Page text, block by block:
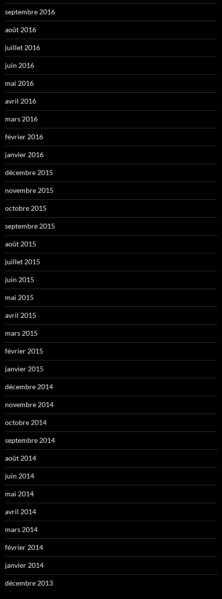
septembre 2016
août 2016
juillet 2016
juin 2016
mai 2016
avril 2016
mars 2016
février 2016
janvier 2016
décembre 2015
novembre 2015
octobre 2015
septembre 2015
août 2015
juillet 2015
juin 2015
mai 2015
avril 2015
mars 2015
février 2015
janvier 2015
décembre 2014
novembre 2014
octobre 2014
septembre 2014
août 2014
juin 2014
mai 2014
avril 2014
mars 2014
février 2014
janvier 2014
décembre 2013